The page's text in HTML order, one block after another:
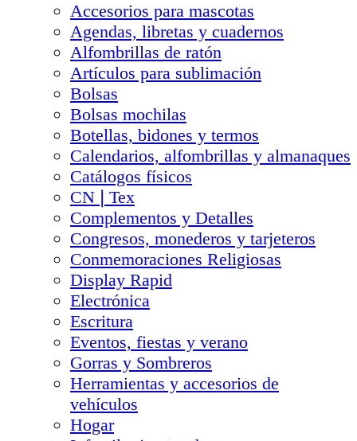
Accesorios para mascotas
Agendas, libretas y cuadernos
Alfombrillas de ratón
Artículos para sublimación
Bolsas
Bolsas mochilas
Botellas, bidones y termos
Calendarios, alfombrillas y almanaques
Catálogos físicos
CN❘Tex
Complementos y Detalles
Congresos, monederos y tarjeteros
Conmemoraciones Religiosas
Display Rapid
Electrónica
Escritura
Eventos, fiestas y verano
Gorras y Sombreros
Herramientas y accesorios de
vehículos
Hogar